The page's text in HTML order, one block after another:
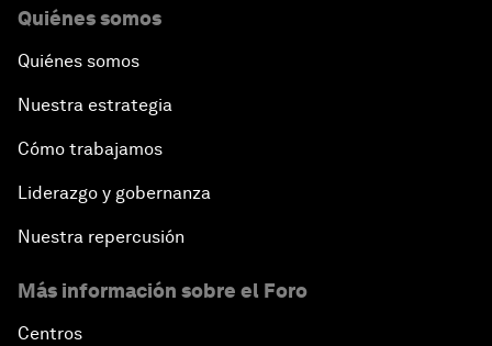
Quiénes somos
Quiénes somos
Nuestra estrategia
Cómo trabajamos
Liderazgo y gobernanza
Nuestra repercusión
Más información sobre el Foro
Centros